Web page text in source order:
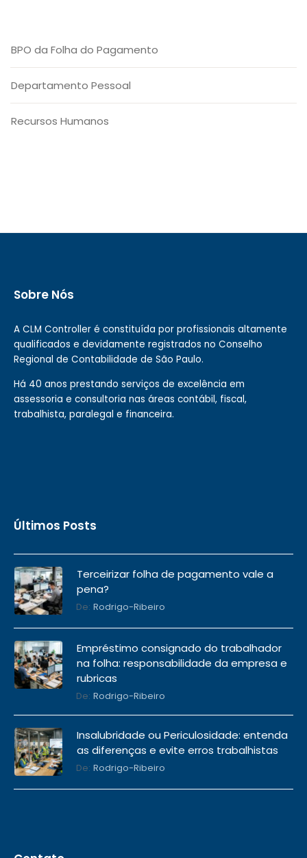
BPO da Folha do Pagamento
Departamento Pessoal
Recursos Humanos
Sobre Nós
A CLM Controller é constituída por profissionais altamente
qualificados e devidamente registrados no Conselho
Regional de Contabilidade de São Paulo.
Há 40 anos prestando serviços de excelência em
assessoria e consultoria nas áreas contábil, fiscal,
trabalhista, paralegal e financeira.
Últimos Posts
Terceirizar folha de pagamento vale a
pena?
De: Rodrigo-Ribeiro
Empréstimo consignado do trabalhador
na folha: responsabilidade da empresa e
rubricas
De: Rodrigo-Ribeiro
Insalubridade ou Periculosidade: entenda
as diferenças e evite erros trabalhistas
De: Rodrigo-Ribeiro